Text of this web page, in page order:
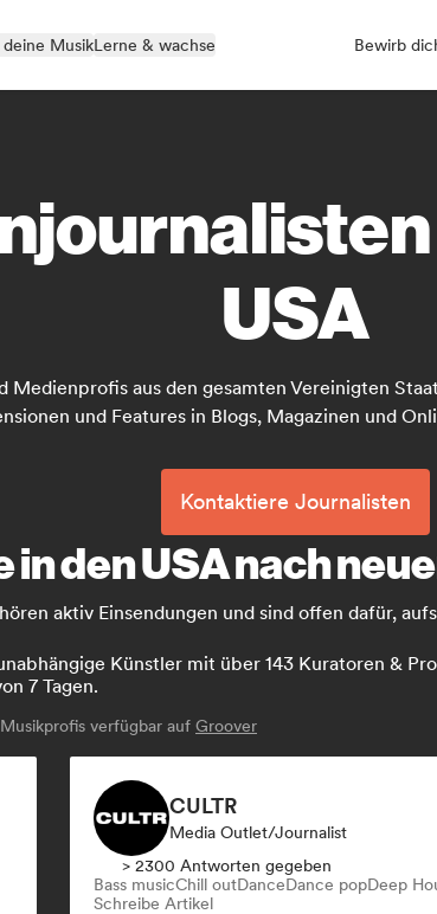
MusikLerne & wachse Bewirb
USA
aus den gesamten Vereinigten
und Features in Blogs, Magazinen und
Kontaktiere Journalisten
den USA nach
aktiv Einsendungen und sind offen dafür,
Künstler mit über 143 Kuratoren &
7 Tagen.
verfügbar auf Groover
CULTR
Media Outlet/Journalist
> 2300 Antworten gegeben
Bass musicChill outDanceDance popDeep
Schreibe Artikel